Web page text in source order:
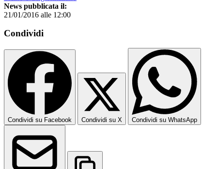
News pubblicata il:
21/01/2016 alle 12:00
Condividi
Condividi su Facebook Condividi su X Condividi su WhatsApp